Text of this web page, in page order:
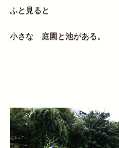
ふと見ると
小さな 庭園と池がある。